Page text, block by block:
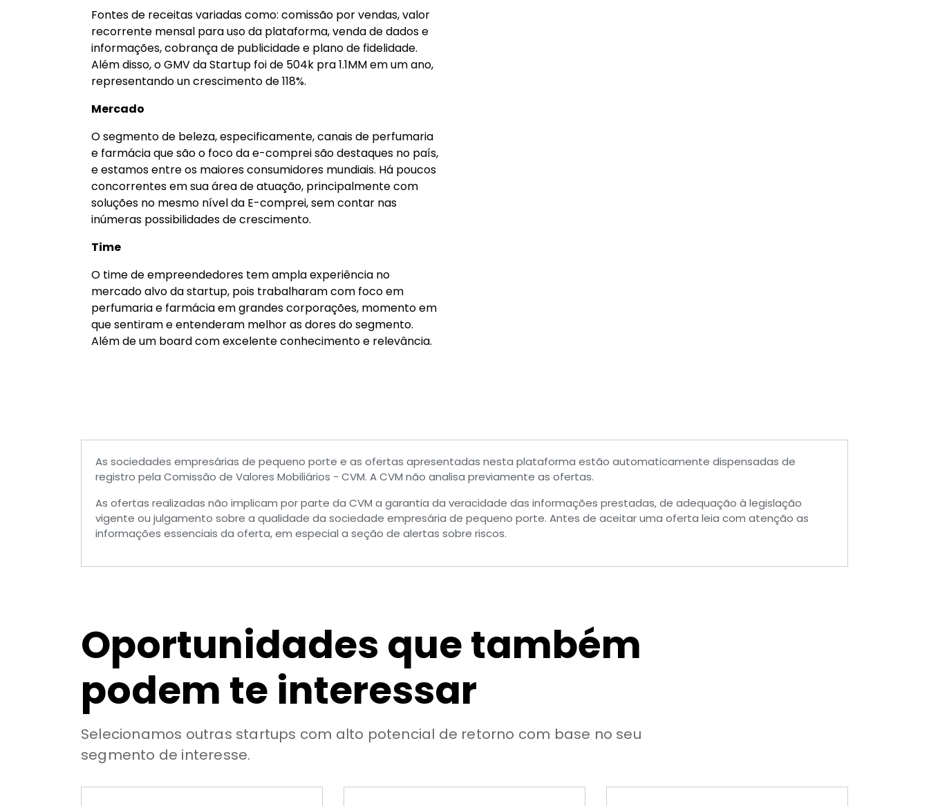
Fontes de receitas variadas como: comissão por vendas, valor
recorrente mensal para uso da plataforma, venda de dados e
informações, cobrança de publicidade e plano de fidelidade.
Além disso, o GMV da Startup foi de 504k pra 1.1MM em um ano,
representando un crescimento de 118%.
Mercado
O segmento de beleza, especificamente, canais de perfumaria
e farmácia que são o foco da e-comprei são destaques no país,
e estamos entre os maiores consumidores mundiais. Há poucos
concorrentes em sua área de atuação, principalmente com
soluções no mesmo nível da E-comprei, sem contar nas
inúmeras possibilidades de crescimento.
Time
O time de empreendedores tem ampla experiência no
mercado alvo da startup, pois trabalharam com foco em
perfumaria e farmácia em grandes corporações, momento em
que sentiram e entenderam melhor as dores do segmento.
Além de um board com excelente conhecimento e relevância.
As sociedades empresárias de pequeno porte e as ofertas apresentadas nesta plataforma estão automaticamente dispensadas de
registro pela Comissão de Valores Mobiliários - CVM. A CVM não analisa previamente as ofertas.
As ofertas realizadas não implicam por parte da CVM a garantia da veracidade das informações prestadas, de adequação à legislação
vigente ou julgamento sobre a qualidade da sociedade empresária de pequeno porte. Antes de aceitar uma oferta leia com atenção as
informações essenciais da oferta, em especial a seção de alertas sobre riscos.
Oportunidades que também
podem te interessar
Selecionamos outras startups com alto potencial de retorno com base no seu
segmento de interesse.